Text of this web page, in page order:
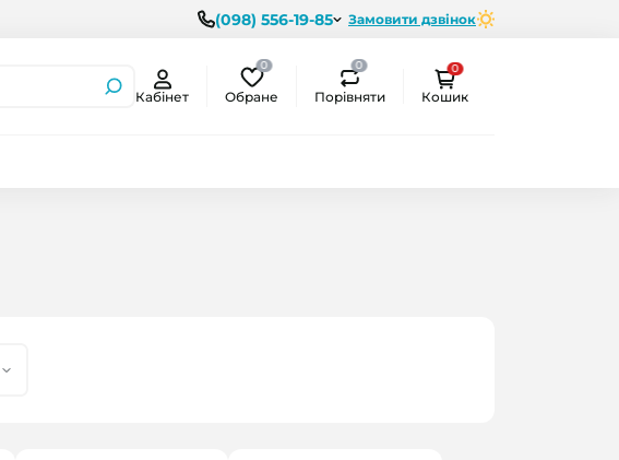
(098) 556-19-85 Замовити дзвінок
Кабінет
0
Обране
0
Порівняти
0
Кошик